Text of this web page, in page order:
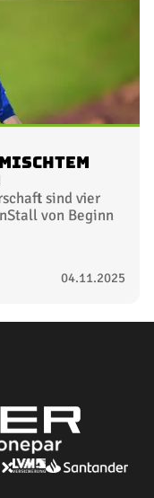
sind vier
von Beginn
04.11.2025